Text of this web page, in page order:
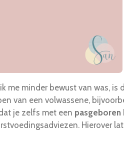
me minder bewust van was,
van een volwassene,
je zelfs met een pasgeboren
Hierover